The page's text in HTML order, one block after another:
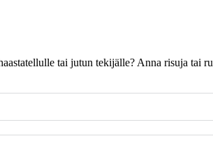
tai jutun tekijälle? Anna risuja tai